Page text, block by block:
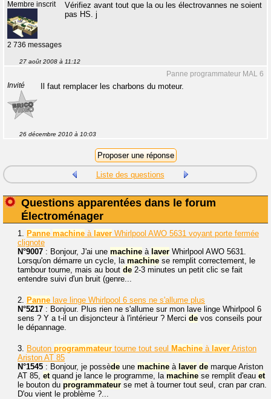
Membre inscrit
2 736 messages
Vérifiez avant tout que la ou les électrovannes ne soient
pas HS. j
27 août 2008 à 11:12
Panne programmateur MAL 6
Invité Il faut remplacer les charbons du moteur.
26 décembre 2010 à 10:03
Liste des questions
Questions apparentées dans le forum
Électroménager
1. Panne machine à laver Whirlpool AWO 5631 voyant porte fermée
clignote
N°9007 : Bonjour, J'ai une machine à laver Whirlpool AWO 5631.
Lorsqu'on démarre un cycle, la machine se remplit correctement, le
tambour tourne, mais au bout de 2-3 minutes un petit clic se fait
entendre suivi d'un bruit (genre...
2. Panne lave linge Whirlpool 6 sens ne s'allume plus
N°5217 : Bonjour. Plus rien ne s'allume sur mon lave linge Whirlpool 6
sens ? Y a t-il un disjoncteur à l'intérieur ? Merci de vos conseils pour
le dépannage.
3. Bouton programmateur tourne tout seul Machine à laver Ariston
Ariston AT 85
N°1545 : Bonjour, je possède une machine à laver de marque Ariston
AT 85, etquand je lance le programme, la machine se remplit d'eau et
le bouton du programmateur se met à tourner tout seul, cran par cran.
D'ou vient le problème ?...